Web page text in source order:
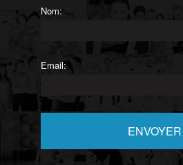
Nom:
Email: